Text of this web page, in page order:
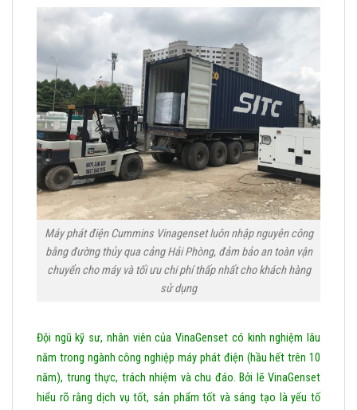
Máy phát điện Cummins Vinagenset luôn nhập nguyên công
bằng đường thủy qua cảng Hải Phòng, đảm bảo an toàn vận
chuyển cho máy và tối ưu chi phí thấp nhất cho khách hàng
sử dụng
Đội ngũ kỹ sư, nhân viên của VinaGenset có kinh nghiệm lâu
năm trong ngành công nghiệp máy phát điện (hầu hết trên 10
năm), trung thực, trách nhiệm và chu đáo. Bởi lẽ VinaGenset
hiểu rõ rằng dịch vụ tốt, sản phẩm tốt và sáng tạo là yếu tố